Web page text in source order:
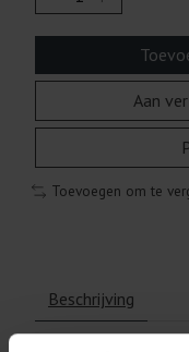
Aan
Toevoegen om te
Beschrijving